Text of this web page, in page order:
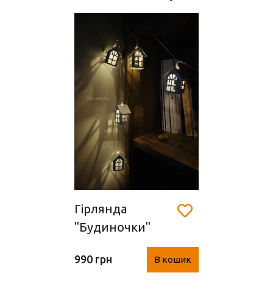
Гірлянда
"Будиночки"
(метал, 8 шт.)
990 грн В кошик